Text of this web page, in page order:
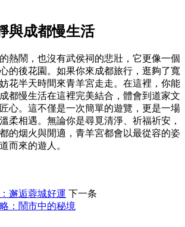
與成都慢生活
熱鬧，也沒有武侯祠的悲壯，它更像一個
的後花園。如果你來成都旅行，逛夠了寬
花半天時間來青羊宮走走。在這裡，你能
都慢生活在這裡完美結合，體會到道家文
心。這不僅是一次簡單的遊覽，更是一場
柔相遇。無論你是尋覓清淨、祈福祈安，
的烟火與閒適，青羊宮都會以最從容的姿
而來的遊人。
邂逅蓉城好運 下一条
：鬧市中的秘境